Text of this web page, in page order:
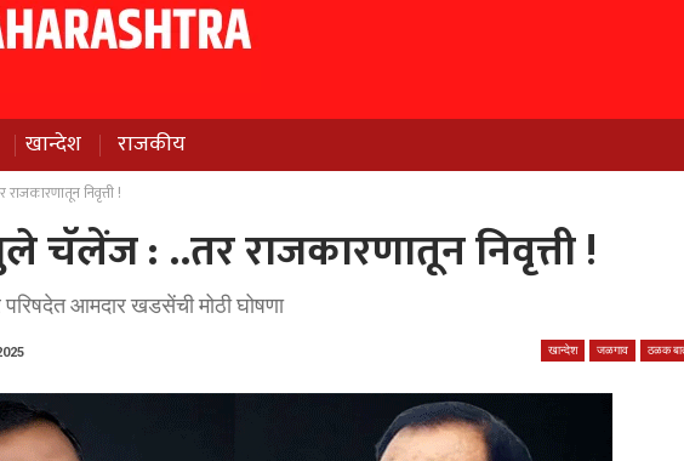
खान्देश राजकीय
निवृत्ती !
: ..तर राजकारणातून निवृत्ती !
आमदार खडसेंची मोठी घोषणा
खान्देश जळगाव ठळक